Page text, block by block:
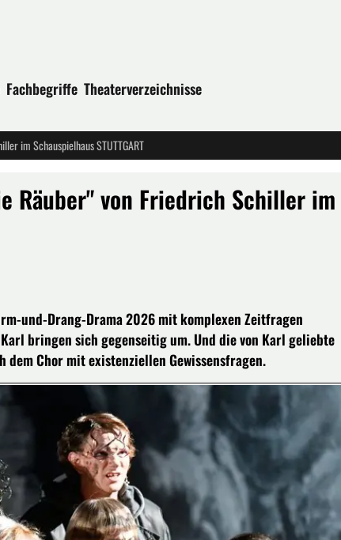
Fachbegriffe Theaterverzeichnisse
im Schauspielhaus STUTTGART
Räuber" von Friedrich Schiller im
und-Drang-Drama 2026 mit komplexen Zeitfragen
bringen sich gegenseitig um. Und die von Karl geliebte
Chor mit existenziellen Gewissensfragen.